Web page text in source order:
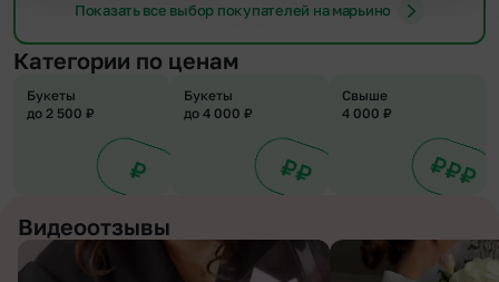
Показать все выбор покупателей на марьино
Категории по ценам
Букеты
до 2 500 ₽
Букеты
до 4 000 ₽
Свыше
4 000 ₽
Видеоотзывы